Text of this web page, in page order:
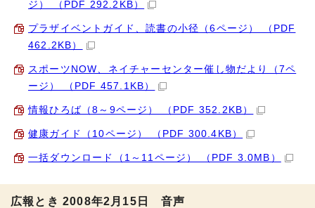
ジ） （PDF 292.2KB）
プラザイベントガイド、読書の小径（6ページ） （PDF
462.2KB）
スポーツNOW、ネイチャーセンター催し物だより（7ペ
ージ） （PDF 457.1KB）
情報ひろば（8～9ページ） （PDF 352.2KB）
健康ガイド（10ページ） （PDF 300.4KB）
一括ダウンロード（1～11ページ） （PDF 3.0MB）
広報とき 2008年2月15日 音声